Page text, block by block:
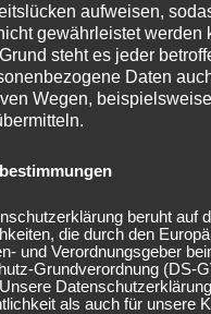
Bewertet
mit
0
von
5
aufweisen,
gewährleistet werden
steht es jeder
Daten
Wegen,
beruht auf
die durch den
und Verordnungsgeber
Grundverordnung (DS-
als auch für unsere